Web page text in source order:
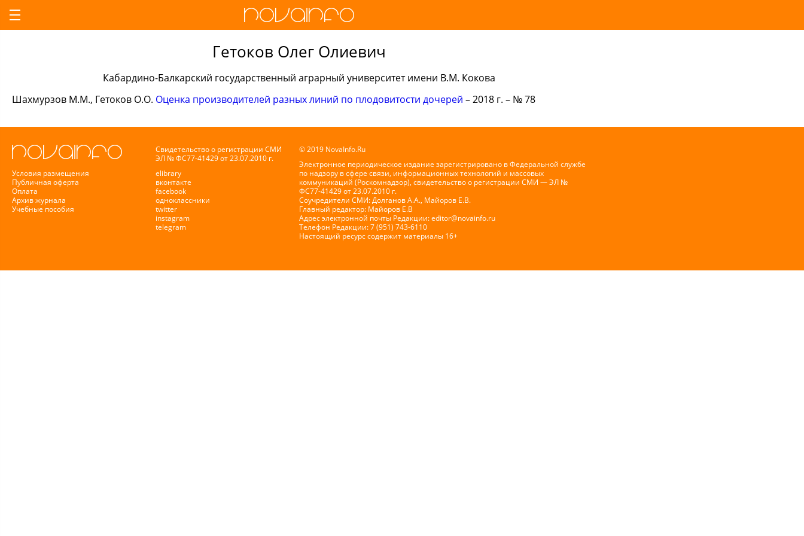
Гетоков Олег Олиевич
Кабардино-Балкарский государственный аграрный университет имени В.М. Кокова
Шахмурзов М.М., Гетоков О.О. Оценка производителей разных линий по плодовитости дочерей – 2018 г. – № 78
Условия размещения
Публичная оферта
Оплата
Архив журнала
Учебные пособия
Свидетельство о регистрации СМИ
ЭЛ № ФС77-41429 от 23.07.2010 г.
elibrary
вконтакте
facebook
одноклассники
twitter
instagram
telegram
© 2019 NovaInfo.Ru
Электронное периодическое издание зарегистрировано в Федеральной службе
по надзору в сфере связи, информационных технологий и массовых
коммуникаций (Роскомнадзор), свидетельство о регистрации СМИ — ЭЛ №
ФС77-41429 от 23.07.2010 г.
Соучредители СМИ: Долганов А.А., Майоров Е.В.
Главный редактор: Майоров Е.В
Адрес электронной почты Редакции:editor@novainfo.ru
Телефон Редакции: 7 (951) 743-6110
Настоящий ресурс содержит материалы 16+